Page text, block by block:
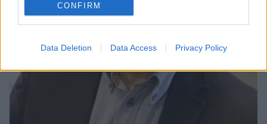
CONFIRM
Data Deletion Data Access Privacy Policy